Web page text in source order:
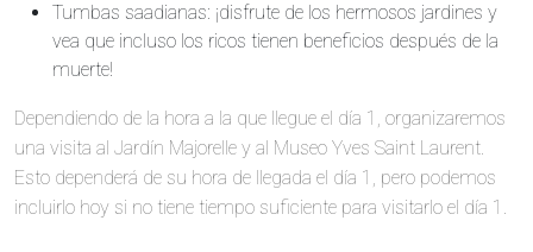
Tumbas saadianas: ¡disfrute de los hermosos jardines y
vea que incluso los ricos tienen beneficios después de la
muerte!
Dependiendo de la hora a la que llegue el día 1, organizaremos
una visita al Jardín Majorelle y al Museo Yves Saint Laurent.
Esto dependerá de su hora de llegada el día 1, pero podemos
incluirlo hoy si no tiene tiempo suficiente para visitarlo el día 1.